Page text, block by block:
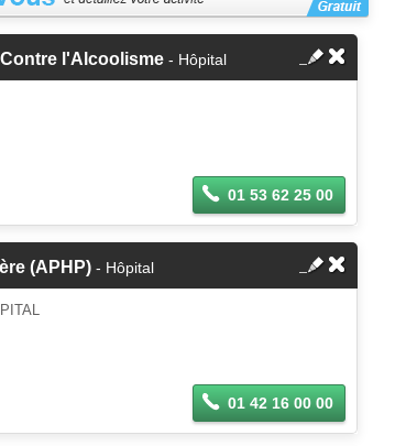
l'Alcoolisme - Hôpital
01 53 62 25 00
(APHP) - Hôpital
01 42 16 00 00